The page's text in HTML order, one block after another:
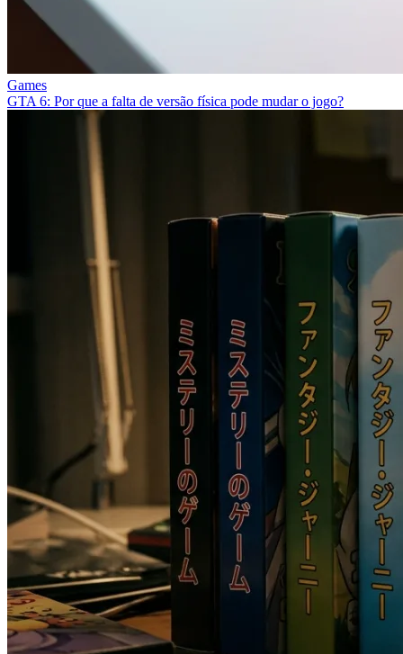
Games
GTA 6: Por que a falta de versão física pode mudar o jogo?